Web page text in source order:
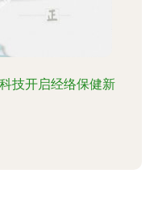
技开启经络保健新